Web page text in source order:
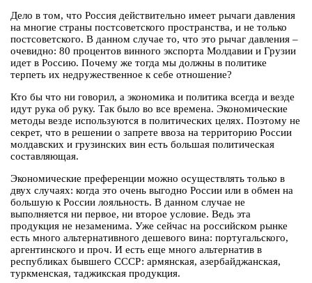
Дело в том, что Россия действительно имеет рычаги давления
на многие страны постсоветского пространства, и не только
постсоветского. В данном случае то, что это рычаг давления –
очевидно: 80 процентов винного экспорта Молдавии и Грузии
идет в Россию. Почему же тогда мы должны в политике
терпеть их недружественное к себе отношение?
Кто бы что ни говорил, а экономика и политика всегда и везде
идут рука об руку. Так было во все времена. Экономические
методы везде используются в политических целях. Поэтому не
секрет, что в решении о запрете ввоза на территорию России
молдавских и грузинских вин есть большая политическая
составляющая.
Экономические преференции можно осуществлять только в
двух случаях: когда это очень выгодно России или в обмен на
большую к России лояльность. В данном случае не
выполняется ни первое, ни второе условие. Ведь эта
продукция не незаменима. Уже сейчас на российском рынке
есть много альтернативного дешевого вина: португальского,
аргентинского и проч. И есть еще много альтернатив в
республиках бывшего СССР: армянская, азербайджанская,
туркменская, таджикская продукция.